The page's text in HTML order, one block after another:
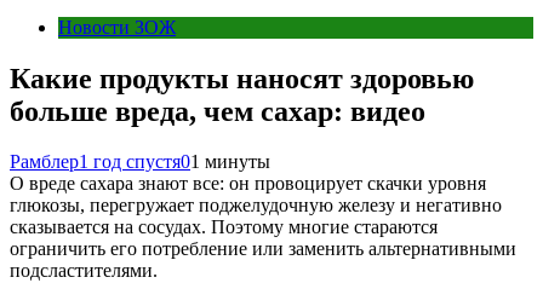
Новости ЗОЖ
Какие продукты наносят здоровью
больше вреда, чем сахар: видео
Рамблер1 год спустя01 минуты
О вреде сахара знают все: он провоцирует скачки уровня
глюкозы, перегружает поджелудочную железу и негативно
сказывается на сосудах. Поэтому многие стараются
ограничить его потребление или заменить альтернативными
подсластителями.